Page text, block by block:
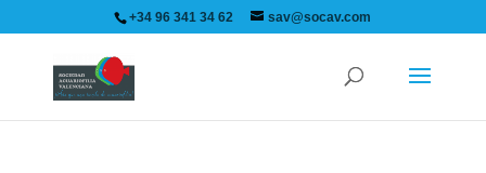
+34 96 341 34 62 sav@socav.com